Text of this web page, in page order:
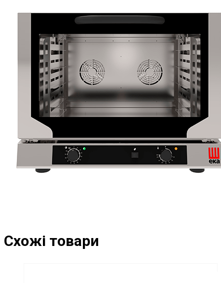
Схожі товари